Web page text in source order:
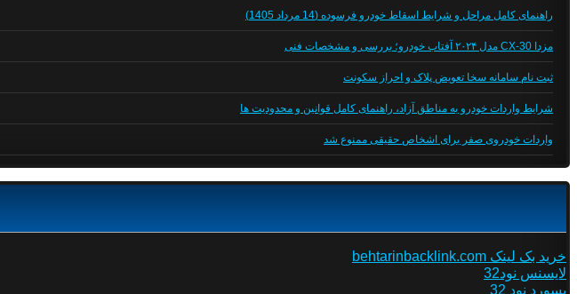
راهنمای کامل مراحل و شرایط اسقاط خودرو فرسوده (14 مرداد 1405)
مزدا CX-30 مدل ۲۰۲۴ آفتاب خودرو؛ بررسی و مشخصات فنی
ثبت نام سامانه سخا تعویض پلاک و احراز سکونت
شرایط واردات خودرو به مناطق آزاد، راهنمای کامل قوانین و محدودیت ها
واردات خودروی صفر برای اشخاص حقیقی ممنوع شد
خرید بک لینک behtarinbacklink.com
لایسنس نود32
پسورد نود 32